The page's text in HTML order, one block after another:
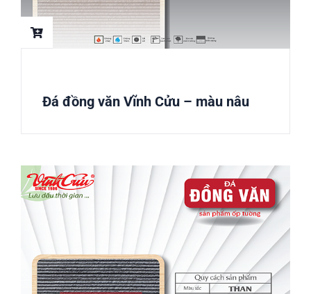
Đá đồng văn Vĩnh Cửu – màu nâu